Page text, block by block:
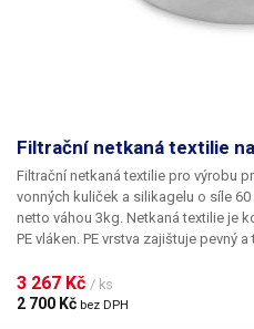
Filtrační netkaná textilie
Filtrační netkaná textilie pro výrobu
vonných kuliček a silikagelu o síle
netto váhou 3kg. Netkaná textilie je
PE vláken. PE vrstva zajištuje pevný a
určeno pro balící stroj s
manuální balenípomocí pákové,
3 267 Kč / ks
2 700 Kč bez DPH